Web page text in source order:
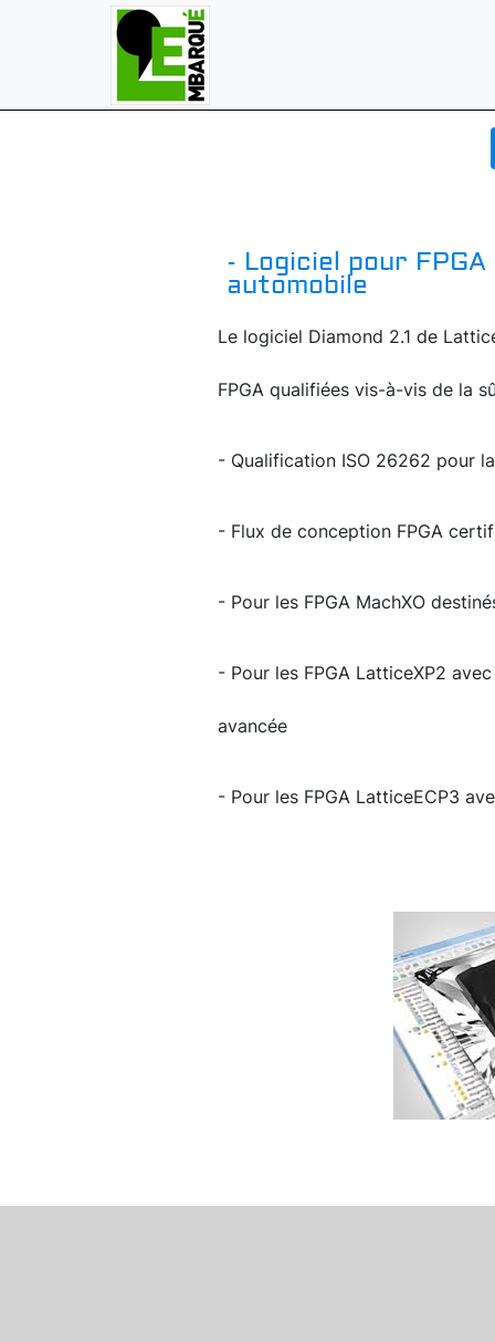
- Logiciel pour
automobile
Le logiciel Diamond 2.1 de
FPGA qualifiées vis-à-vis de la
- Qualification ISO 26262 pour
- Flux de conception FPGA
- Pour les FPGA MachXO
- Pour les FPGA LatticeXP2
avancée
- Pour les FPGA LatticeECP3